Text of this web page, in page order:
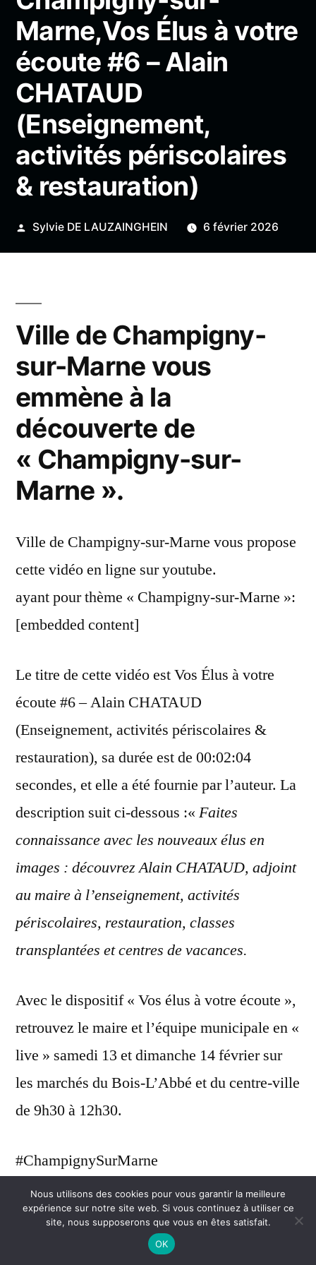
Marne,Vos Élus à votre
écoute #6 – Alain
CHATAUD
(Enseignement,
activités périscolaires
& restauration)
Publié
Sylvie DE LAUZAINGHEIN 6 février 2026
Ville de Champigny-
sur-Marne vous
emmène à la
découverte de
« Champigny-sur-
Marne ».
Ville de Champigny-sur-Marne vous propose
cette vidéo en ligne sur youtube.
ayant pour thème « Champigny-sur-Marne »:
[embedded content]
Le titre de cette vidéo est Vos Élus à votre
écoute #6 – Alain CHATAUD
(Enseignement, activités périscolaires &
restauration), sa durée est de 00:02:04
secondes, et elle a été fournie par l’auteur. La
description suit ci-dessous :« Faites
connaissance avec les nouveaux élus en
images : découvrez Alain CHATAUD, adjoint
au maire à l’enseignement, activités
périscolaires, restauration, classes
transplantées et centres de vacances.
Avec le dispositif « Vos élus à votre écoute »,
retrouvez le maire et l’équipe municipale en «
live » samedi 13 et dimanche 14 février sur
les marchés du Bois-L’Abbé et du centre-ville
de 9h30 à 12h30.
#ChampignySurMarne
#VosÉlusÀVotreÉcoute ».
CHAMPIGNY-SUR-
Nous utilisons des cookies pour vous garantir la meilleure
expérience sur notre site web. Si vous continuez à utiliser ce
site, nous supposerons que vous en êtes satisfait.
OK